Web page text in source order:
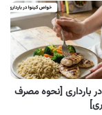
بارداری [نحوه مصرف